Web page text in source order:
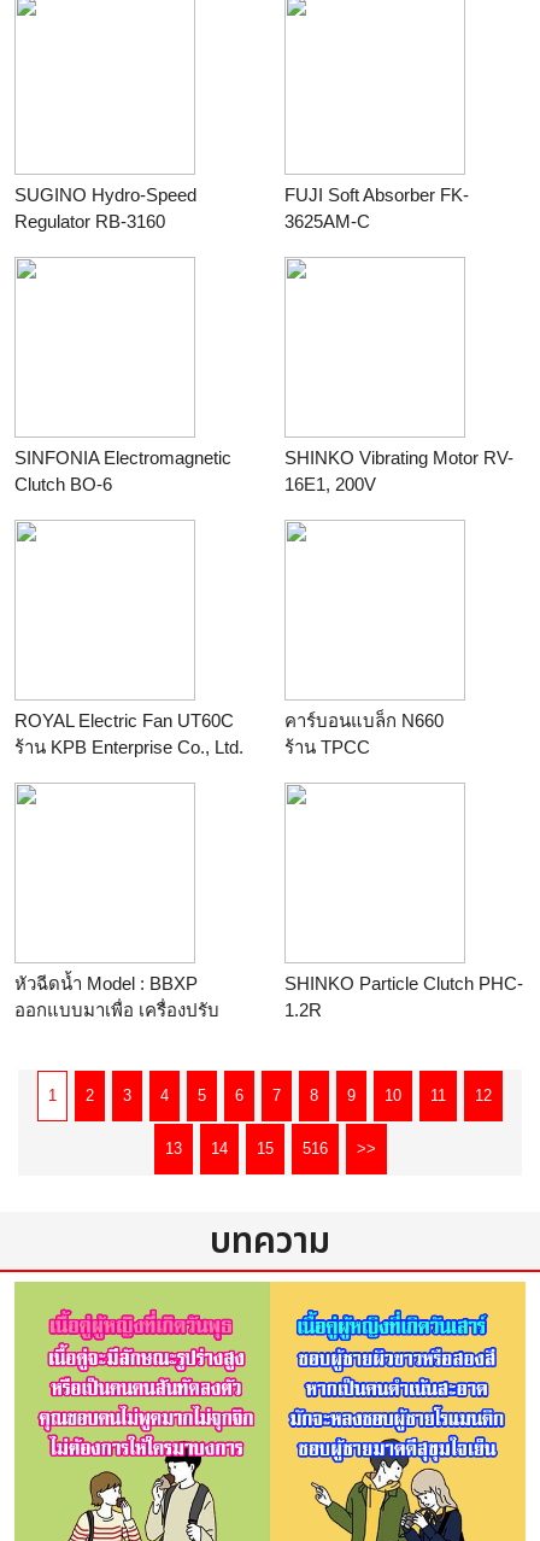
SUGINO Hydro-Speed
Regulator RB-3160
FUJI Soft Absorber FK-
3625AM-C
SINFONIA Electromagnetic
Clutch BO-6
SHINKO Vibrating Motor RV-
16E1, 200V
ROYAL Electric Fan UT60C
ร้าน KPB Enterprise Co., Ltd.
คาร์บอนแบล็ก N660
ร้าน TPCC
หัวฉีดน้ำ Model : BBXP
ออกแบบมาเพื่อ เครื่องปรับ
ร้านศูนย์รวม หัวฉีดน้ำ ที่มีมาก
ที่สุดในประเทศไทย
SHINKO Particle Clutch PHC-
1.2R
1 2 3 4 5 6 7 8 9 10 11 12
13 14 15 516 >>
บทความ